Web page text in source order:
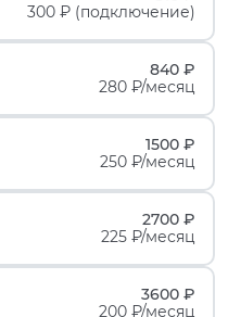
300 ₽ (подключение)
840 ₽
280 ₽/месяц
1500 ₽
250 ₽/месяц
2700 ₽
225 ₽/месяц
3600 ₽
200 ₽/месяц